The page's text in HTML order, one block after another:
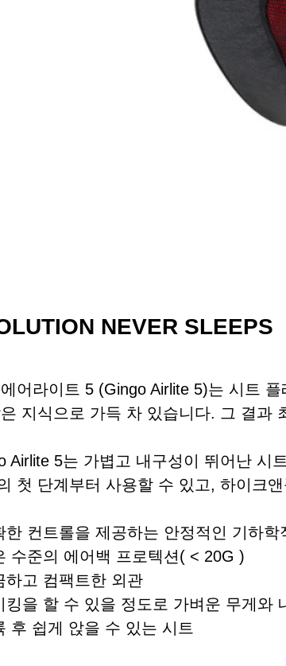
NEVER SLEEPS
어라이트 5 (Gingo Airlite 5)는 시트
지식으로 가득 차 있습니다. 그 결과
Airlite 5는 가볍고 내구성이 뛰어난 시
첫 단계부터 사용할 수 있고, 하이크
한 컨트롤을 제공하는 안정적인 기하학
수준의 에어백 프로텍션( < 20G )
하고 컴팩트한 외관
킹을 할 수 있을 정도로 가벼운 무게와
후 쉽게 앉을 수 있는 시트